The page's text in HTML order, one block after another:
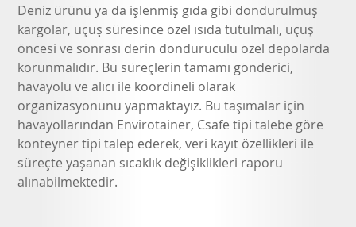
Deniz ürünü ya da işlenmiş gıda gibi dondurulmuş
kargolar, uçuş süresince özel ısıda tutulmalı, uçuş
öncesi ve sonrası derin donduruculu özel depolarda
korunmalıdır. Bu süreçlerin tamamı gönderici,
havayolu ve alıcı ile koordineli olarak
organizasyonunu yapmaktayız. Bu taşımalar için
havayollarından Envirotainer, Csafe tipi talebe göre
konteyner tipi talep ederek, veri kayıt özellikleri ile
süreçte yaşanan sıcaklık değişiklikleri raporu
alınabilmektedir.